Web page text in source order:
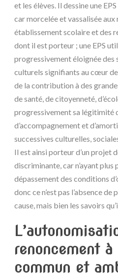
et les élèves. Il dessine une
car morcelée et vassalisée
établissement scolaire et des
dont il est porteur ; une EPS
progressivement éloignée
culturels signifiants au cœur
de la contribution à des
de santé, de citoyenneté,
progressivement sa légitimité
d’accompagnement et
successives culturelles,
Il est ainsi porteur d’un projet
discriminante, car n’ayant plus
dépassement des conditions
donc ce n’est pas l’absence
cause, mais bien les savoirs
renoncement
commun et